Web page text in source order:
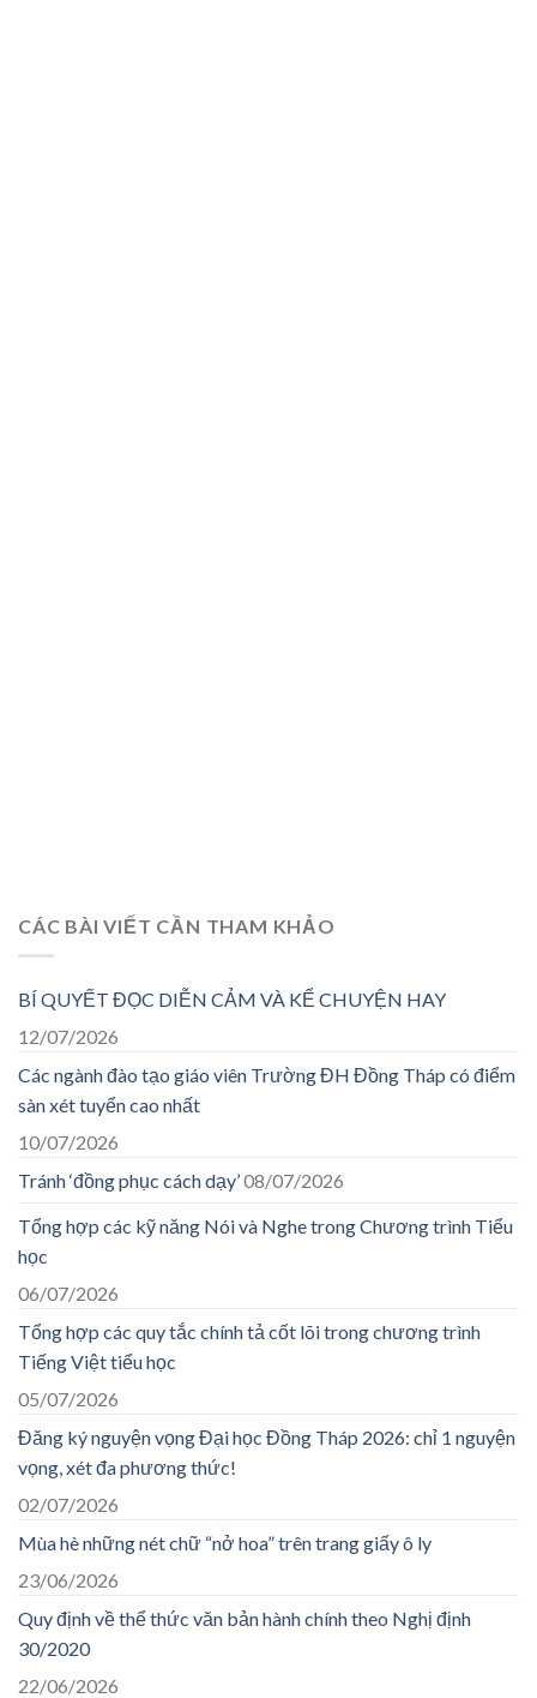
CÁC BÀI VIẾT CẦN THAM KHẢO
BÍ QUYẾT ĐỌC DIỄN CẢM VÀ KỂ CHUYỆN HAY
12/07/2026
Các ngành đào tạo giáo viên Trường ĐH Đồng Tháp có điểm
sàn xét tuyển cao nhất
10/07/2026
Tránh ‘đồng phục cách dạy’08/07/2026
Tổng hợp các kỹ năng Nói và Nghe trong Chương trình Tiểu
học
06/07/2026
Tổng hợp các quy tắc chính tả cốt lõi trong chương trình
Tiếng Việt tiểu học
05/07/2026
Đăng ký nguyện vọng Đại học Đồng Tháp 2026: chỉ 1 nguyện
vọng, xét đa phương thức!
02/07/2026
Mùa hè những nét chữ “nở hoa” trên trang giấy ô ly
23/06/2026
Quy định về thể thức văn bản hành chính theo Nghị định
30/2020
22/06/2026